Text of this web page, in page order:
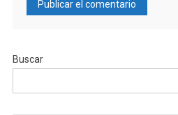
Buscar